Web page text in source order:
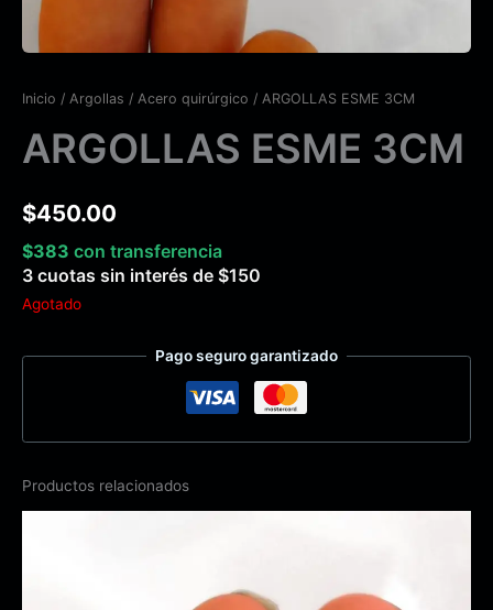
Inicio / Argollas / Acero quirúrgico / ARGOLLAS ESME 3CM
ARGOLLAS ESME 3CM
$450.00
$383 con transferencia
3 cuotas sin interés de $150
Agotado
Pago seguro garantizado
Productos relacionados